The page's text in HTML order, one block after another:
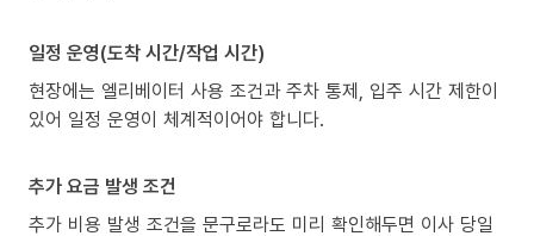
일정 운영(도착 시간/작업 시간)
현장에는 엘리베이터 사용 조건과 주차 통제, 입주 시간 제한이
있어 일정 운영이 체계적이어야 합니다.
추가 요금 발생 조건
추가 비용 발생 조건을 문구로라도 미리 확인해두면 이사 당일